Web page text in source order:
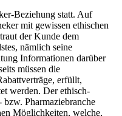
Beziehung statt. Auf
mit gewissen ethischen
der Kunde dem
nämlich seine
Informationen darüber
müssen die
erfüllt,
werden. Der ethisch-
Pharmaziebranche
Möglichkeiten, welche,